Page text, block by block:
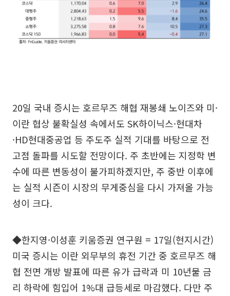
20일 국내 증시는 호르무즈 해협 재봉쇄 노이즈와 미·
이란 협상 불확실성 속에서도 SK하이닉스·현대차
·HD현대중공업 등 주도주 실적 기대를 바탕으로 전
고점 돌파를 시도할 전망이다. 주 초반에는 지정학 변
수에 따른 변동성이 불가피하겠지만, 주 중반 이후에
는 실적 시즌이 시장의 무게중심을 다시 가져올 가능
성이 크다.
◆한지영·이성훈 키움증권 연구원 = 17일(현지시간)
미국 증시는 이란 외무부의 휴전 기간 중 호르무즈 해
협 전면 개방 발표에 따른 유가 급락과 미 10년물 금
리 하락에 힘입어 1%대 급등세로 마감했다. 다만 주